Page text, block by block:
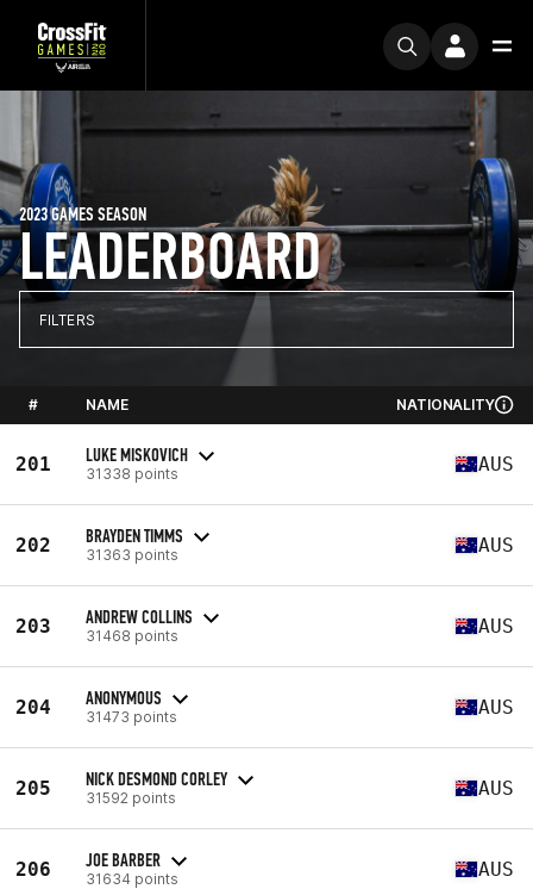
LEADERBOARD
2023 GAMES SEASON
FILTERS
# NAME NATIONALITY
201 LUKE MISKOVICH
31338 points AUS
202 BRAYDEN TIMMS
31363 points AUS
203 ANDREW COLLINS
31468 points AUS
204 ANONYMOUS
31473 points AUS
205 NICK DESMOND CORLEY
31592 points AUS
206 JOE BARBER
31634 points AUS